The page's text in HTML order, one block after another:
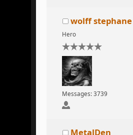
wolff stephane
Hero
Messages: 3739
MetalDen